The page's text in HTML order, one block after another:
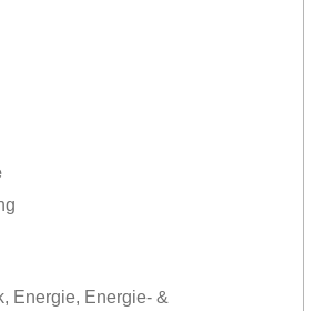
, Energie, Energie- &